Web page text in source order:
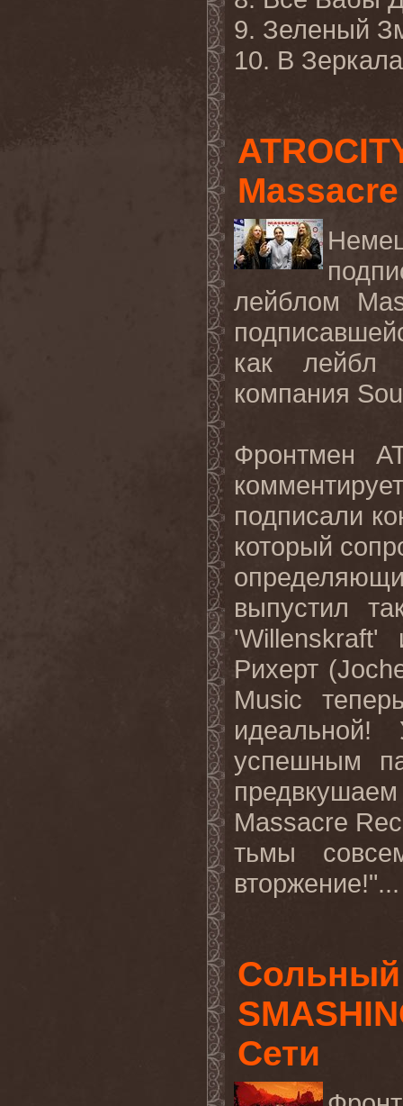
9. Зеленый
10. В
Massacre
лейблом
как лейбл
компания
Фронтмен
подписали
который
выпустил
'Willenskraft'
Рихерт (
Music
успешным
Massacre
тьмы
вторжение!"
Сольный
Сети